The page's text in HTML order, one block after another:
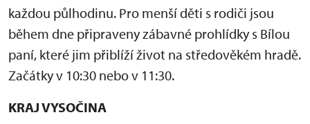
každou půlhodinu. Pro menší děti s rodiči jsou
během dne připraveny zábavné prohlídky s Bílou
paní, které jim přiblíží život na středověkém hradě.
Začátky v 10:30 nebo v 11:30.
KRAJ VYSOČINA